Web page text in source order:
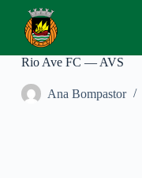
aRio Ave FC — AVS
Ana Bompastor